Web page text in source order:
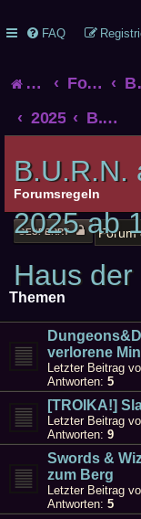
FAQ
Startseite
Foren-Übersicht Bonner Rollenspieltreff
2025
B.U.R.N. am 13. Juli 2025 ab 14 Uhr im Haus der Jugend Bonn
B.U.R.N.
2025 ab
Haus
Forumsregeln
GESPERRT
Themen
verlorene
Letzter Beitrag
Antworten: 5
[TROIKA!]
Letzter Beitrag
Antworten: 9
Swords &
zum Berg
Letzter Beitrag
Antworten: 5